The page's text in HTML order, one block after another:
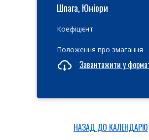
Шпага, Юніори
Коефіцієнт
Положення про змагання
Завантажити у
НАЗАД ДО КАЛЕНДАРЮ